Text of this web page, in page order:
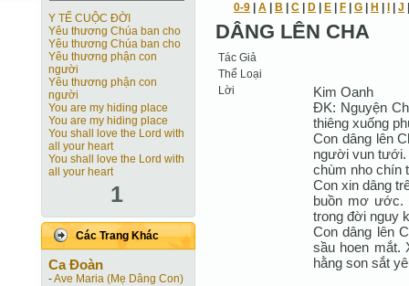
Y TẾ CUỘC ĐỜI
Yêu thương Chúa ban cho
Yêu thương Chúa ban cho
Yêu thương phận con
người
Yêu thương phận con
người
You are my hiding place
You are my hiding place
You shall love the Lord with
all your heart
You shall love the Lord with
all your heart
1
Các Trang Khác
Ca Ðoàn
-Ave Maria (Mẹ Dâng Con)
0-9 A B C D E F G H J
DÂNG LÊN CHA
Tác Giả
Thể Loại
Lời
Kim Oanh
ĐK: Nguyện
thiêng xuống
Con dâng lên
người vun tưới.
chùm nho chín
Con xin dâng
buồn mơ ước.
trong đời nguy
Con dâng lên
sầu hoen mắt.
hằng son sắt